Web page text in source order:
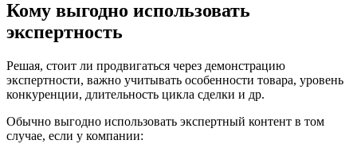
Кому выгодно использовать
экспертность
Решая, стоит ли продвигаться через демонстрацию
экспертности, важно учитывать особенности товара, уровень
конкуренции, длительность цикла сделки и др.
Обычно выгодно использовать экспертный контент в том
случае, если у компании: